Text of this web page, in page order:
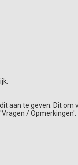
aan te geven. Dit
/ Opmerkingen'.